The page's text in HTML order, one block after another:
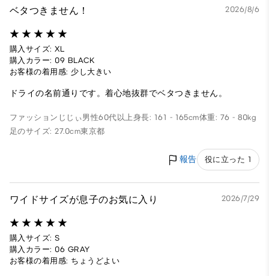
ベタつきません！ 2026/8/6
購入サイズ: XL
購入カラー: 09 BLACK
お客様の着用感: 少し大きい
ドライの名前通りです。着心地抜群でベタつきません。
ファッションじじぃ男性60代以上身長: 161 - 165cm体重: 76 - 80kg
足のサイズ: 27.0cm東京都
報告 役に立った 1
ワイドサイズが息子のお気に入り 2026/7/29
購入サイズ: S
購入カラー: 06 GRAY
お客様の着用感: ちょうどよい